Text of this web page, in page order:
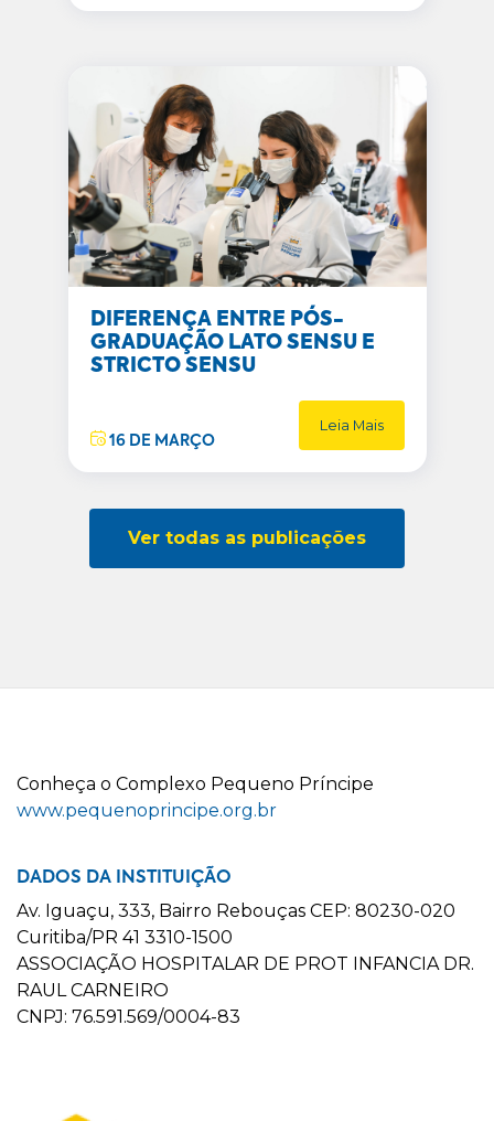
DIFERENÇA ENTRE PÓS-
GRADUAÇÃO LATO SENSU E
STRICTO SENSU
16 DE MARÇO
Leia Mais
Ver todas as publicações
Conheça o Complexo Pequeno Príncipe
www.pequenoprincipe.org.br
DADOS DA INSTITUIÇÃO
Av. Iguaçu, 333, Bairro Rebouças CEP: 80230-020
Curitiba/PR 41 3310-1500
ASSOCIAÇÃO HOSPITALAR DE PROT INFANCIA DR.
RAUL CARNEIRO
CNPJ: 76.591.569/0004-83